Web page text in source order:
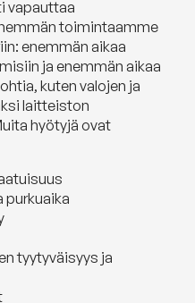
vapauttaa
toimintaamme
enemmän aikaa
ja enemmän aikaa
kuten valojen ja
laitteiston
hyötyjä ovat
purkuaika
tyytyväisyys ja